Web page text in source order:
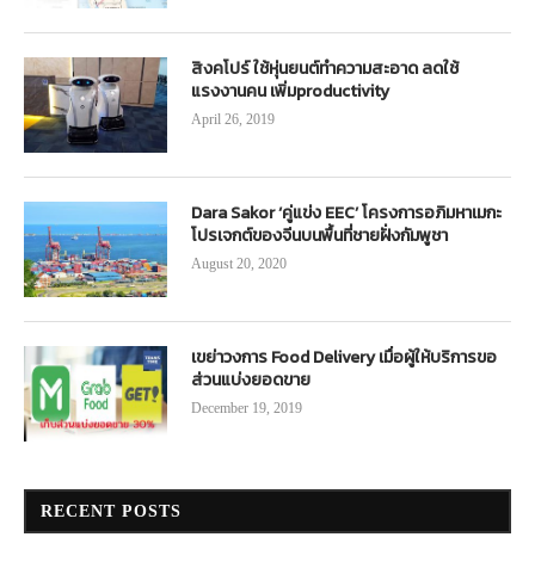
สิงคโปร์ ใช้หุ่นยนต์ทำความสะอาด ลดใช้
แรงงานคน เพิ่มproductivity
April 26, 2019
Dara Sakor ‘คู่แข่ง EEC’ โครงการอภิมหาเมกะ
โปรเจกต์ของจีนบนพื้นที่ชายฝั่งกัมพูชา
August 20, 2020
เขย่าวงการ Food Delivery เมื่อผู้ให้บริการขอ
ส่วนแบ่งยอดขาย
December 19, 2019
RECENT POSTS